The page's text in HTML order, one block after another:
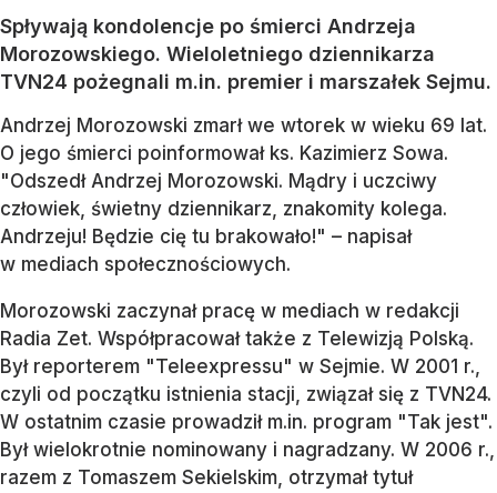
Spływają kondolencje po śmierci Andrzeja
Morozowskiego. Wieloletniego dziennikarza
TVN24 pożegnali m.in. premier i marszałek Sejmu.
Andrzej Morozowski zmarł we wtorek w wieku 69 lat.
O jego śmierci poinformował ks. Kazimierz Sowa.
"Odszedł Andrzej Morozowski. Mądry i uczciwy
człowiek, świetny dziennikarz, znakomity kolega.
Andrzeju! Będzie cię tu brakowało!" – napisał
w mediach społecznościowych.
Morozowski zaczynał pracę w mediach w redakcji
Radia Zet. Współpracował także z Telewizją Polską.
Był reporterem "Teleexpressu" w Sejmie. W 2001 r.,
czyli od początku istnienia stacji, związał się z TVN24.
W ostatnim czasie prowadził m.in. program "Tak jest".
Był wielokrotnie nominowany i nagradzany. W 2006 r.,
razem z Tomaszem Sekielskim, otrzymał tytuł